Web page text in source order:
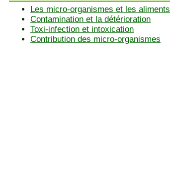
Les micro-organismes et les aliments
Contamination et la détérioration
Toxi-infection et intoxication
Contribution des micro-organismes